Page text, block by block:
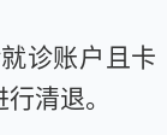
诊账户且卡
清退。